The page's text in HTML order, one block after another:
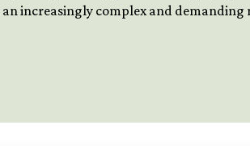
increasingly complex and demanding